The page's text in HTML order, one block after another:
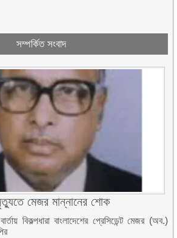
সম্পর্কিত সংবাদ
মেজর মান্নানের শোক
বিকল্পধারা বাংলাদেশের প্রেসিডেন্ট মেজর (অব.)